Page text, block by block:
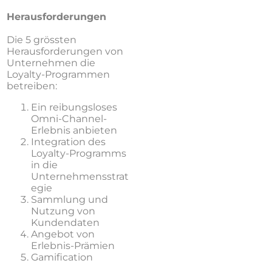
Herausforderungen
Die 5 grössten
Herausforderungen von
Unternehmen die
Loyalty-Programmen
betreiben:
Ein reibungsloses
Omni-Channel-
Erlebnis anbieten
Integration des
Loyalty-Programms
in die
Unternehmensstrat
egie
Sammlung und
Nutzung von
Kundendaten
Angebot von
Erlebnis-Prämien
Gamification